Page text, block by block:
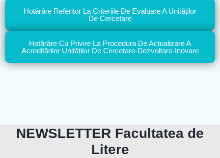
Hotărâre Referitor La Criteriile De Evaluare A Unităților
De Cercetare
Hotărâre Cu Privire La Procedura De Actualizare A
Acreditărilor Unităților De Cercetare-Dezvoltare-Inovare
NEWSLETTER Facultatea de
Litere